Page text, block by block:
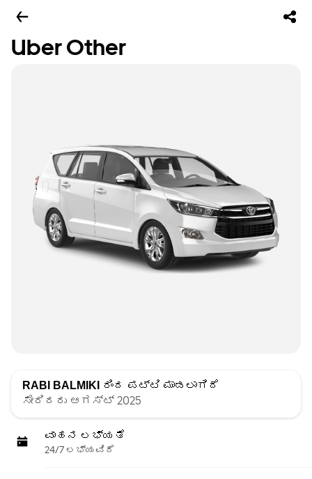
Uber Other
RABI BALMIKI ರಿಂದ ಪಟ್ಟಿ ಮಾಡಲಾಗಿದೆ
ಸೇರಿದರು ಆಗಸ್ಟ್ 2025
ವಾಹನ ಲಭ್ಯತೆ
24/7 ಲಭ್ಯವಿದೆ